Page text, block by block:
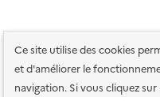
Ce site utilise des cookies
et d'améliorer le
navigation. Si vous cliquez